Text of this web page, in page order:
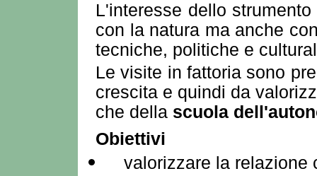
L'interesse dello
con la natura ma anche
tecniche, politiche e
Le visite in fattoria sono
crescita e quindi da
che della scuola
Obiettivi
valorizzare la relazione